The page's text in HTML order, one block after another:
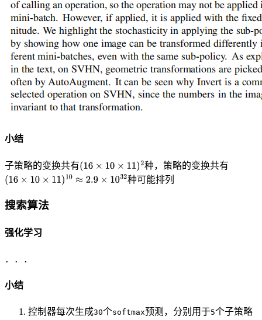
小结
子策略的变换共有
种，策略的变换共有
种可能排列
搜索算法
强化学习
．．．
小结
控制器每次生成30个softmax预测，分别用于5个子策略